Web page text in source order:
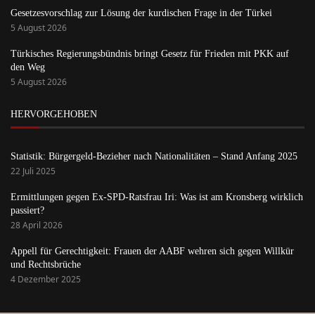
Gesetzesvorschlag zur Lösung der kurdischen Frage in der Türkei
5 August 2026
Türkisches Regierungsbündnis bringt Gesetz für Frieden mit PKK auf
den Weg
5 August 2026
HERVORGEHOBEN
Statistik: Bürgergeld-Bezieher nach Nationalitäten – Stand Anfang 2025
22 Juli 2025
Ermittlungen gegen Ex-SPD-Ratsfrau Iri: Was ist am Kronsberg wirklich
passiert?
28 April 2026
Appell für Gerechtigkeit: Frauen der AABF wehren sich gegen Willkür
und Rechtsbrüche
4 Dezember 2025